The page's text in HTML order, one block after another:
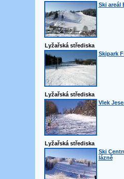
Ski areál
Lyžařská střediska
Skipark
Lyžařská střediska
Vlek
Lyžařská střediska
Ski
lázně